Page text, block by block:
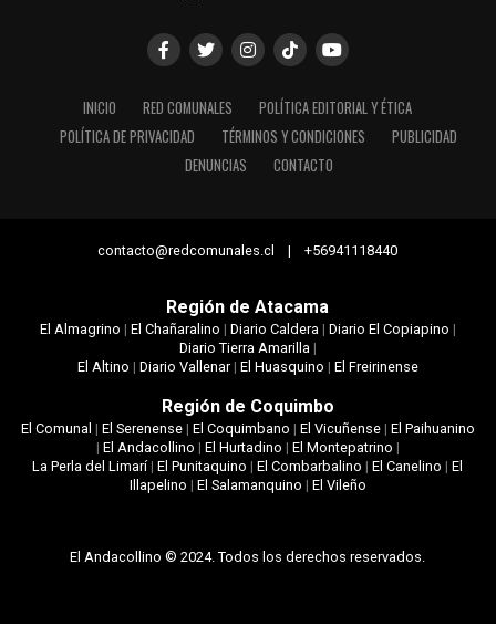
INICIO RED COMUNALES
POLÍTICA EDITORIAL Y ÉTICA
POLÍTICA DE PRIVACIDAD
TÉRMINOS Y CONDICIONES
PUBLICIDAD
DENUNCIAS
CONTACTO
contacto@redcomunales.cl | +56941118440
Región de Atacama
El Almagrino | El Chañaralino | Diario Caldera| Diario El Copiapino |
Diario Tierra Amarilla|
El Altino | Diario Vallenar| El Huasquino | El Freirinense
Región de Coquimbo
El Comunal | El Serenense| El Coquimbano | El Vicuñense| El Paihuanino
| El Andacollino | El Hurtadino | El Montepatrino |
La Perla del Limarí|El Punitaquino |El Combarbalino |El Canelino |El
Illapelino | El Salamanquino | El Vileño
El Andacollino © 2024. Todos los derechos reservados.